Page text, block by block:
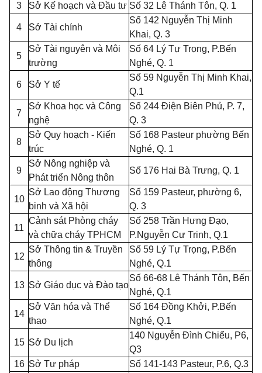
3
Sở Kế hoạch và Đầu tư Số 32 Lê Thánh Tôn, Q. 1
4 Sở Tài chính
Số 142 Nguyễn Thị Minh
Khai, Q. 3
5
Sở Tài nguyên và Môi
trường
Số 64 Lý Tự Trọng, P.Bến
Nghé, Q. 1
6 Sở Y tế
Số 59 Nguyễn Thị Minh Khai,
Q.1
7
Sở Khoa học và Công
nghệ
Số 244 Điện Biên Phủ, P. 7,
Q. 3
8
Sở Quy hoạch - Kiến
trúc
Số 168 Pasteur phường Bến
Nghé, Q. 1
9
Sở Nông nghiệp và
Phát triển Nông thôn
Số 176 Hai Bà Trưng, Q. 1
10
Sở Lao động Thương
binh và Xã hội
Số 159 Pasteur, phường 6,
Q. 3
11
Cảnh sát Phòng cháy
và chữa cháy TPHCM
Số 258 Trần Hưng Đạo,
P.Nguyễn Cư Trinh, Q.1
12
Sở Thông tin & Truyền
thông
Số 59 Lý Tự Trọng, P.Bến
Nghé, Q.1
13 Sở Giáo dục và Đào tạo
Số 66-68 Lê Thánh Tôn, Bến
Nghé, Q.1
14
Sở Văn hóa và Thể
thao
Số 164 Đồng Khởi, P.Bến
Nghé, Q.1
15 Sở Du lịch
140 Nguyễn Đình Chiểu, P6,
Q3
16 Sở Tư pháp Số 141-143 Pasteur, P.6, Q.3